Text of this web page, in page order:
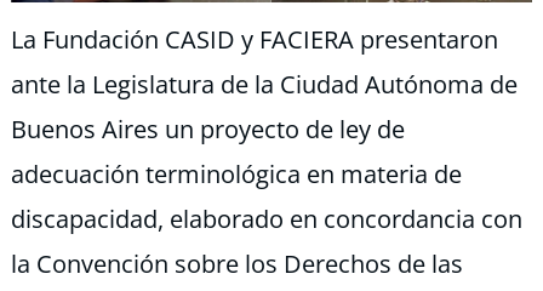
La Fundación CASID y FACIERA presentaron
ante la Legislatura de la Ciudad Autónoma de
Buenos Aires un proyecto de ley de
adecuación terminológica en materia de
discapacidad, elaborado en concordancia con
la Convención sobre los Derechos de las